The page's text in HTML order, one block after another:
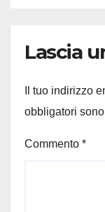
Lascia
Il tuo indirizzo
obbligatori
Commento *